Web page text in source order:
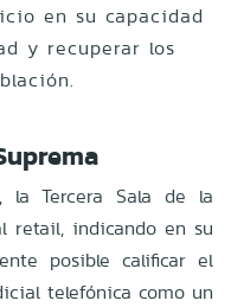
en su capacidad
y recuperar los
la Tercera Sala de la
retail, indicando en su
posible calificar el
telefónica como un